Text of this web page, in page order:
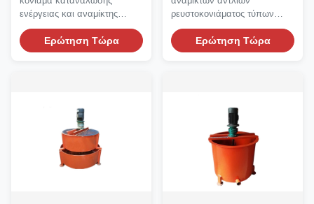
ρευστοκονιάματος
ενέργειας και αναμίκτης
ρευστοκονιάματος που...
Ερώτηση Τώρα
ρευστοκονιάματος
αναμικτών ελαφρύς
ρευστοκονιάματος τύπων
ελαφριά Αναμίκτης αντλιών...
Ερώτηση Τώρα